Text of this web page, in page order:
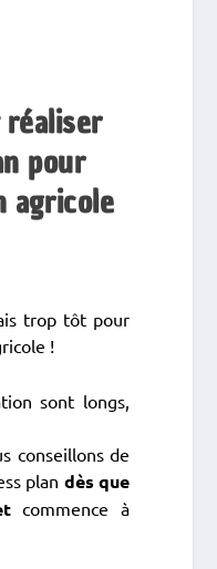
pour
agricole
trop tôt pour
!
sont longs,
conseillons de
plan dès que
commence à